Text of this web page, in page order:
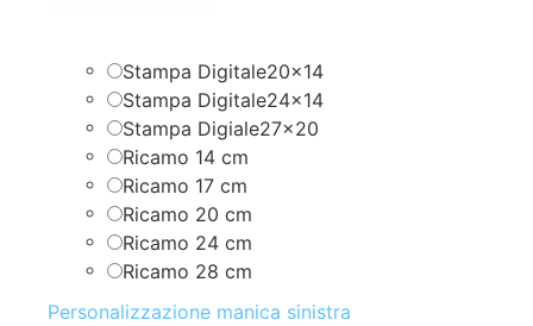
Stampa Digitale20x14
Stampa Digitale24x14
Stampa Digiale27x20
Ricamo 14 cm
Ricamo 17 cm
Ricamo 20 cm
Ricamo 24 cm
Ricamo 28 cm
Personalizzazione manica sinistra